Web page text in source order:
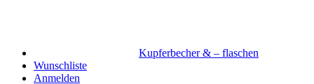
Kupferbecher & – flaschen
Wunschliste
Anmelden